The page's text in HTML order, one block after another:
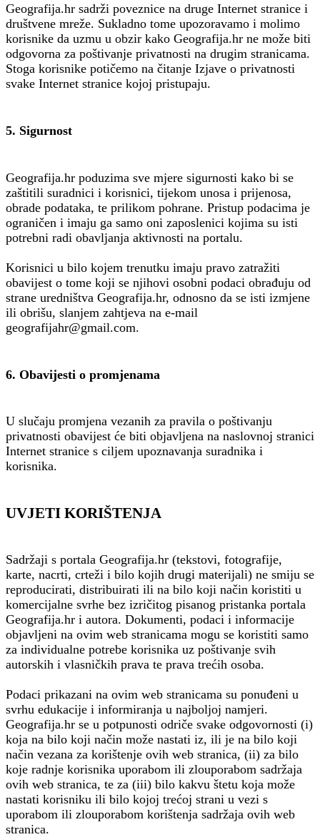
Geografija.hr sadrži poveznice na druge Internet stranice i
društvene mreže. Sukladno tome upozoravamo i molimo
korisnike da uzmu u obzir kako Geografija.hr ne može biti
odgovorna za poštivanje privatnosti na drugim stranicama.
Stoga korisnike potičemo na čitanje Izjave o privatnosti
svake Internet stranice kojoj pristupaju.
5. Sigurnost
Geografija.hr poduzima sve mjere sigurnosti kako bi se
zaštitili suradnici i korisnici, tijekom unosa i prijenosa,
obrade podataka, te prilikom pohrane. Pristup podacima je
ograničen i imaju ga samo oni zaposlenici kojima su isti
potrebni radi obavljanja aktivnosti na portalu.
Korisnici u bilo kojem trenutku imaju pravo zatražiti
obavijest o tome koji se njihovi osobni podaci obrađuju od
strane uredništva Geografija.hr, odnosno da se isti izmjene
ili obrišu, slanjem zahtjeva na e-mail
geografijahr@gmail.com.
6. Obavijesti o promjenama
U slučaju promjena vezanih za pravila o poštivanju
privatnosti obavijest će biti objavljena na naslovnoj stranici
Internet stranice s ciljem upoznavanja suradnika i
korisnika.
UVJETI KORIŠTENJA
Sadržaji s portala Geografija.hr (tekstovi, fotografije,
karte, nacrti, crteži i bilo kojih drugi materijali) ne smiju se
reproducirati, distribuirati ili na bilo koji način koristiti u
komercijalne svrhe bez izričitog pisanog pristanka portala
Geografija.hr i autora. Dokumenti, podaci i informacije
objavljeni na ovim web stranicama mogu se koristiti samo
za individualne potrebe korisnika uz poštivanje svih
autorskih i vlasničkih prava te prava trećih osoba.
Podaci prikazani na ovim web stranicama su ponuđeni u
svrhu edukacije i informiranja u najboljoj namjeri.
Geografija.hr se u potpunosti odriče svake odgovornosti (i)
koja na bilo koji način može nastati iz, ili je na bilo koji
način vezana za korištenje ovih web stranica, (ii) za bilo
koje radnje korisnika uporabom ili zlouporabom sadržaja
ovih web stranica, te za (iii) bilo kakvu štetu koja može
nastati korisniku ili bilo kojoj trećoj strani u vezi s
uporabom ili zlouporabom korištenja sadržaja ovih web
stranica.